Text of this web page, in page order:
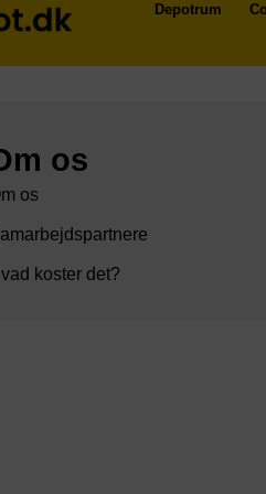
Depotrum
os
os
koster det?